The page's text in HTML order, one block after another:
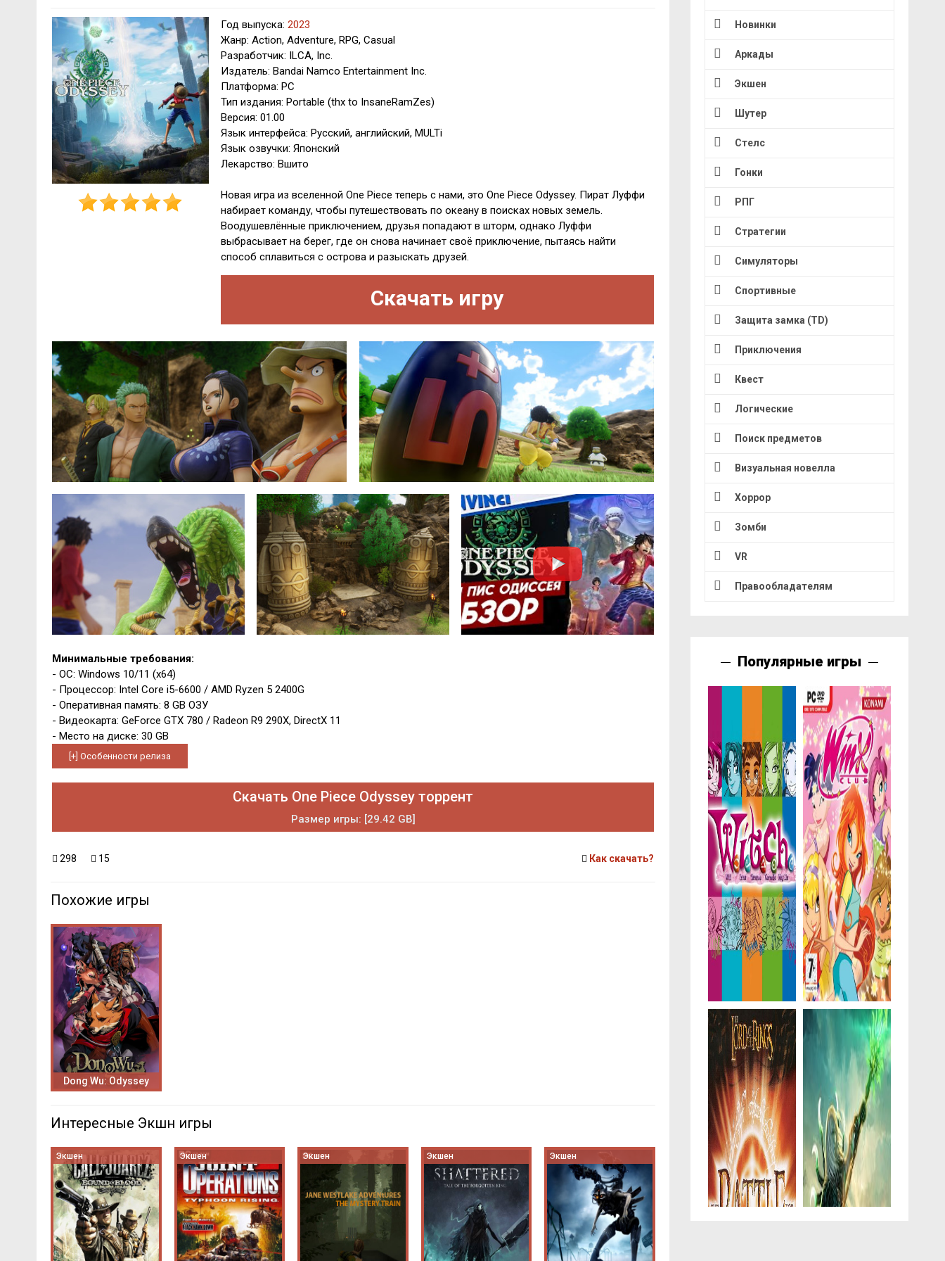
Год выпуска: 2023
Жанр: Action, Adventure, RPG, Casual
Разработчик: ILCA, Inc.
Издатель: Bandai Namco Entertainment Inc.
Платформа: PC
Тип издания: Portable (thx to InsaneRamZes)
Версия: 01.00
Язык интерфейса: Русский, английский, MULTi
Язык озвучки: Японский
Лекарство: Вшито
Новая игра из вселенной One Piece теперь с нами, это One Piece Odyssey. Пират Луффи
набирает команду, чтобы путешествовать по океану в поисках новых земель.
Воодушевлённые приключением, друзья попадают в шторм, однако Луффи
выбрасывает на берег, где он снова начинает своё приключение, пытаясь найти
способ сплавиться с острова и разыскать друзей.
Скачать игру
Минимальные требования:
- ОС: Windows 10/11 (x64)
- Процессор: Intel Core i5-6600 / AMD Ryzen 5 2400G
- Оперативная память: 8 GB ОЗУ
- Видеокарта: GeForce GTX 780 / Radeon R9 290X, DirectX 11
- Место на диске: 30 GB
Скачать One Piece Odyssey торрент
Размер игры: [29.42 GB]
298 15 Как скачать?
Похожие игры
Dong Wu: Odyssey
Интересные Экшн игры
Экшен Экшен Экшен Экшен Экшен
Новинки
Аркады
Экшен
Шутер
Стелс
Гонки
РПГ
Стратегии
Симуляторы
Спортивные
Защита замка (TD)
Приключения
Квест
Логические
Поиск предметов
Визуальная новелла
Хоррор
Зомби
VR
Правообладателям
Популярные игры